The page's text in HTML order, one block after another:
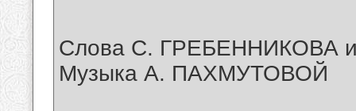
Слова С. ГРЕБЕННИКОВА
Музыка А. ПАХМУТОВОЙ